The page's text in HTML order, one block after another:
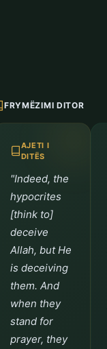
FRYMËZIMI DITOR
AJETI I
DITËS
"Indeed, the
hypocrites
[think to]
deceive
Allah, but He
is deceiving
them. And
when they
stand for
prayer, they